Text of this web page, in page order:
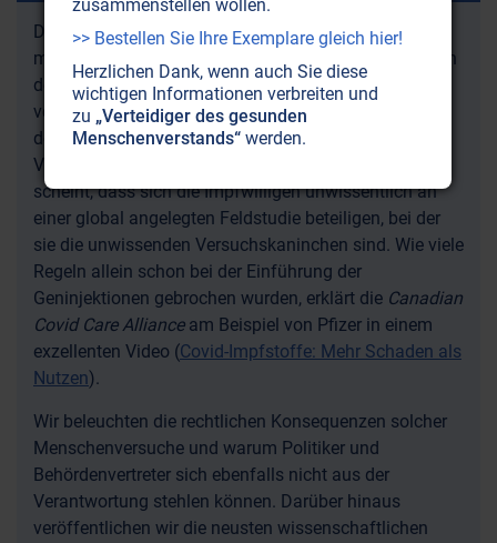
Das würde auch erklären, warum in Europa zehnmal
mehr permanente Impfschäden aufgetreten sind als in
den USA. Die Fakten dazu finden Sie ebenso im
vollständigen Artikel wie eine genaue Rekapitulation
der verdächtigen und womöglich kriminellen
Vorgehensweise vieler Covid-„Impfstoff“-Hersteller. Es
scheint, dass sich die Impfwilligen unwissentlich an
einer global angelegten Feldstudie beteiligen, bei der
sie die unwissenden Versuchskaninchen sind. Wie viele
Regeln allein schon bei der Einführung der
Geninjektionen gebrochen wurden, erklärt die Canadian
Covid Care Allianceam Beispiel von Pfizer in einem
exzellenten Video (Covid-Impfstoffe: Mehr Schaden als
Nutzen).
Wir beleuchten die rechtlichen Konsequenzen solcher
Menschenversuche und warum Politiker und
Behördenvertreter sich ebenfalls nicht aus der
Verantwortung stehlen können. Darüber hinaus
veröffentlichen wir die neusten wissenschaftlichen
zusammenstellen wollen.
>> Bestellen Sie Ihre Exemplare gleich hier!
Herzlichen Dank, wenn auch Sie diese
wichtigen Informationen verbreiten und
zu „Verteidiger des gesunden
Menschenverstands“ werden.